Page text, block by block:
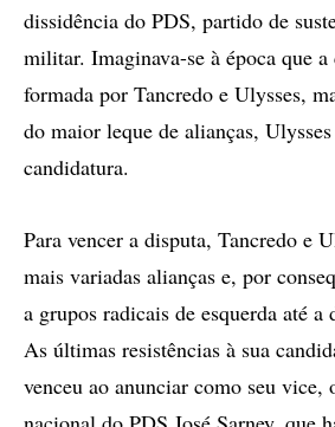
dissidência do PDS, partido de
militar. Imaginava-se à época que a
formada por Tancredo e Ulysses,
do maior leque de alianças,
candidatura.
Para vencer a disputa, Tancredo e
mais variadas alianças e, por
a grupos radicais de esquerda até a
As últimas resistências à sua
venceu ao anunciar como seu vice,